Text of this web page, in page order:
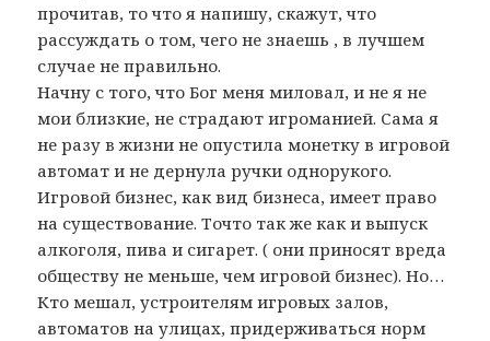
прочитав, то что я напишу, скажут, что
рассуждать о том, чего не знаешь , в лучшем
случае не правильно.
Начну с того, что Бог меня миловал, и не я не
мои близкие, не страдают игроманией. Сама я
не разу в жизни не опустила монетку в игровой
автомат и не дернула ручки однорукого.
Игровой бизнес, как вид бизнеса, имеет право
на существование. Точто так же как и выпуск
алкоголя, пива и сигарет. ( они приносят вреда
обществу не меньше, чем игровой бизнес). Но…
Кто мешал, устроителям игровых залов,
автоматов на улицах, придерживаться норм